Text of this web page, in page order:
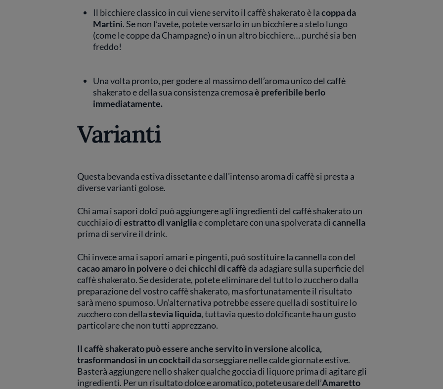
Il bicchiere classico in cui viene servito il caffè shakerato è lacoppa da
Martini. Se non l’avete, potete versarlo in un bicchiere a stelo lungo
(come le coppe da Champagne) o in un altro bicchiere… purché sia ben
freddo!
Una volta pronto, per godere al massimo dell’aroma unico del caffè
shakerato e della sua consistenza cremosaè preferibile berlo
immediatamente.
Varianti
Questa bevanda estiva dissetante e dall’intenso aroma di caffè si presta a
diverse varianti golose.
Chi ama i sapori dolci può aggiungere agli ingredienti del caffè shakerato un
cucchiaio diestratto di vanigliae completare con una spolverata dicannella
prima di servire il drink.
Chi invece ama i sapori amari e pingenti, può sostituire la cannella con del
cacao amaro in polvereo deichicchi di caffèda adagiare sulla superficie del
caffè shakerato. Se desiderate, potete eliminare del tutto lo zucchero dalla
preparazione del vostro caffè shakerato, ma sfortunatamente il risultato
sarà meno spumoso. Un’alternativa potrebbe essere quella di sostituire lo
zucchero con dellastevia liquida, tuttavia questo dolcificante ha un gusto
particolare che non tutti apprezzano.
Il caffè shakerato può essere anche servito in versione alcolica,
trasformandosi in un cocktailda sorseggiare nelle calde giornate estive.
Basterà aggiungere nello shaker qualche goccia di liquore prima di agitare gli
ingredienti. Per un risultato dolce e aromatico, potete usare dell’Amaretto